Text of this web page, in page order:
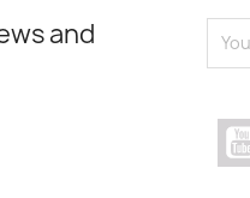
professionnalisme !!
N'hésitez pas Mesdames à lui
and